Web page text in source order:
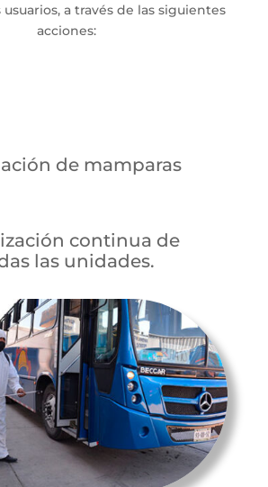
a través de las siguientes
acciones:
de mamparas
continua de
las unidades.